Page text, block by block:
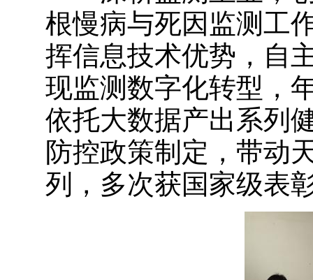
根慢病与死因监测工
挥信息技术优势，自
现监测数字化转型，
依托大数据产出系列
防控政策制定，带动
列，多次获国家级表